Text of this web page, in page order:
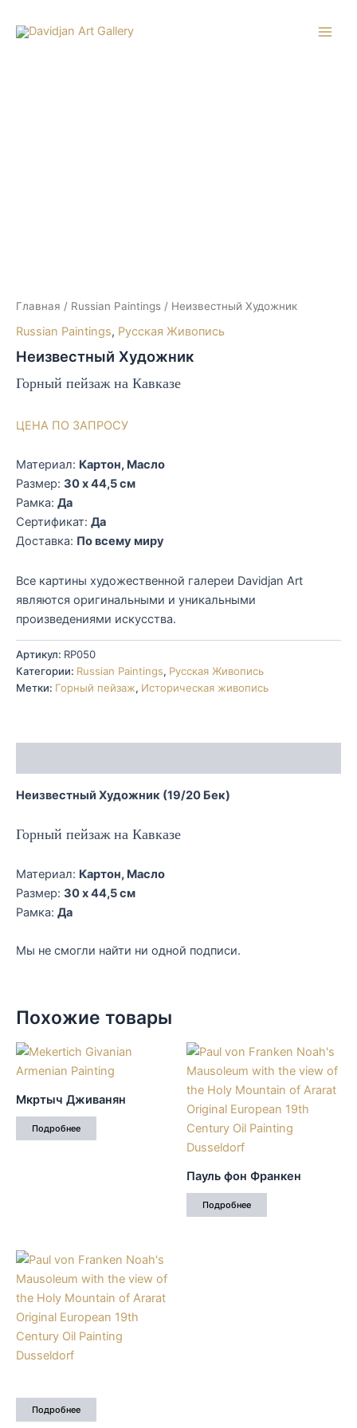
Главная / Russian Paintings / Неизвестный Художник
Russian Paintings, Русская Живопись
Неизвестный Художник
Горный пейзаж на Кавказе
ЦЕНА ПО ЗАПРОСУ
Материал: Картон, Масло
Размер: 30 x 44,5 см
Рамка: Да
Сертификат: Да
Доставка: По всему миру
Все картины художественной галереи Davidjan Art
являются оригинальными и уникальными
произведениями искусства.
Артикул: RP050
Категории: Russian Paintings, Русская Живопись
Метки: Горный пейзаж, Историческая живопись
Неизвестный Художник (19/20 Бек)
Горный пейзаж на Кавказе
Материал: Картон, Масло
Размер: 30 x 44,5 см
Рамка: Да
Мы не смогли найти ни одной подписи.
Похожие товары
Мкртыч Дживанян
Подробнее
Пауль фон Франкен
Подробнее
Подробнее